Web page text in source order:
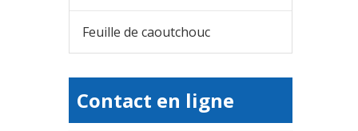
Feuille de caoutchouc
Contact en ligne